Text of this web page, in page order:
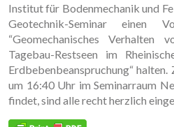
Institut für Bodenmechanik und
Geotechnik-Seminar
“Geomechanisches Verhalten
Tagebau-Restseen im
Erdbebenbeanspruchung“
um 16:40 Uhr im Seminarraum
findet, sind alle recht herzlich